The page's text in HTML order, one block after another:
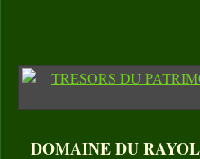
DOMAINE DU